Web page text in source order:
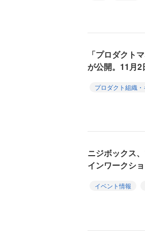
「プロダクト
が公開。11月
プロダクト組織
ニジボックス
インワークシ
イベント情報